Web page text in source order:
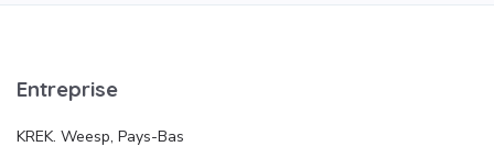
Entreprise
KREK. Weesp, Pays-Bas